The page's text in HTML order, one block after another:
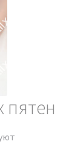
пятен